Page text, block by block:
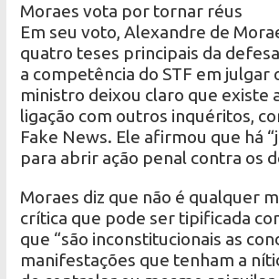
Moraes vota por tornar réus
Em seu voto, Alexandre de
quatro teses principais da
a competência do STF em julgar
ministro deixou claro que existe
ligação com outros inquéritos,
Fake News. Ele afirmou que há
para abrir ação penal contra os
Moraes diz que não é qualquer
crítica que pode ser tipificada
que “são inconstitucionais as
manifestações que tenham a